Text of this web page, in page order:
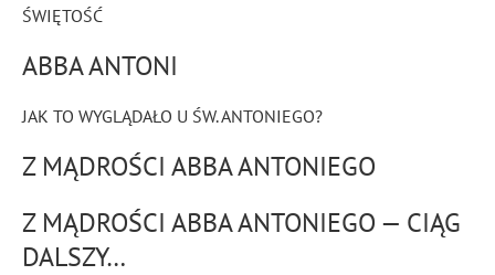
ŚWIĘTOŚĆ
ABBA ANTONI
JAK TO WYGLĄDAŁO U ŚW. ANTONIEGO?
Z MĄDROŚCI ABBA ANTONIEGO
Z MĄDROŚCI ABBA ANTONIEGO — CIĄG
DALSZY…